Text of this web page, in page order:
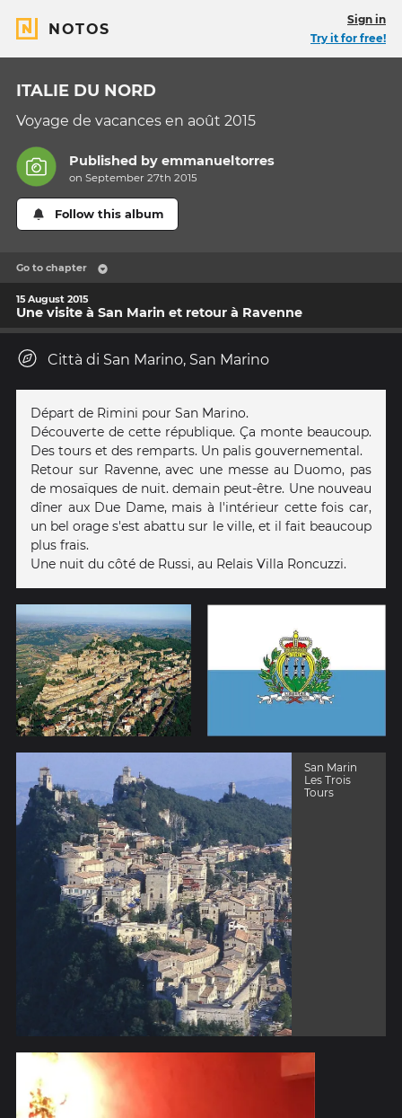
NOTOS
Sign in
Try it for free!
ITALIE DU NORD
Voyage de vacances en août 2015
Published byemmanueltorres
on September 27th 2015
Follow this album
Go to chapter
15 August 2015
Une visite à San Marin et retour à Ravenne
Città di San Marino, San Marino
Départ de Rimini pour San Marino.
Découverte de cette république. Ça monte beaucoup.
Des tours et des remparts. Un palis gouvernemental.
Retour sur Ravenne, avec une messe au Duomo, pas
de mosaïques de nuit. demain peut-être. Une nouveau
dîner aux Due Dame, mais à l'intérieur cette fois car,
un bel orage s'est abattu sur le ville, et il fait beaucoup
plus frais.
Une nuit du côté de Russi, au Relais Villa Roncuzzi.
San Marin
Les Trois
Tours